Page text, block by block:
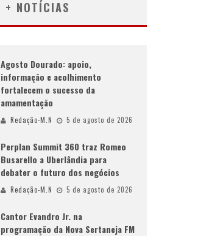
+ NOTÍCIAS
Agosto Dourado: apoio,
informação e acolhimento
fortalecem o sucesso da
amamentação
Redação-M.N 5 de agosto de 2026
Perplan Summit 360 traz Romeo
Busarello a Uberlândia para
debater o futuro dos negócios
Redação-M.N 5 de agosto de 2026
Cantor Evandro Jr. na
programação da Nova Sertaneja FM